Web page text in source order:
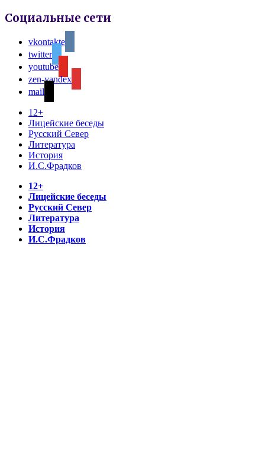
Социальные сети
vkontakte
twitter
youtube
zen-yandex
mail
12+
Лицейские беседы
Русский Север
Литература
История
И.С.Фрадков
12+
Лицейские беседы
Русский Север
Литература
История
И.С.Фрадков